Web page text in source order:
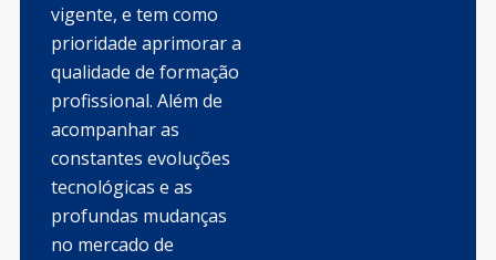
vigente, e tem como
prioridade aprimorar a
qualidade de formação
profissional. Além de
acompanhar as
constantes evoluções
tecnológicas e as
profundas mudanças
no mercado de